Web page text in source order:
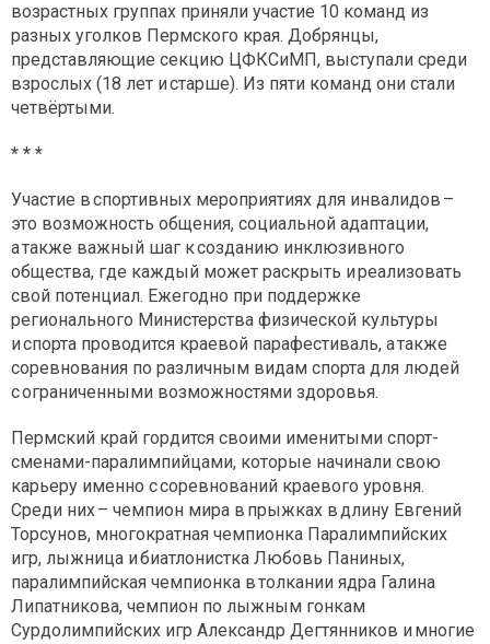
возрастных группах приняли участие 10 команд из
разных уголков Пермского края. Добрянцы,
представляющие секцию ЦФКСиМП, выступали среди
взрослых (18 лет и старше). Из пяти команд они стали
четвёртыми.
* * *
Участие в спортивных мероприятиях для инвалидов –
это возможность общения, социальной адаптации,
а также важный шаг к созданию инклюзивного
общества, где каждый может раскрыть и реализовать
свой потенциал. Ежегодно при поддержке
регионального Министерства физической культуры
и спорта проводится краевой парафестиваль, а также
соревнования по различным видам спорта для людей
с ограниченными возможностями здоровья.
Пермский край гордится своими именитыми спорт­
сменами-паралимпийцами, которые начинали свою
карьеру именно с соревнований краевого уровня.
Среди них – чемпион мира в прыжках в длину Евгений
Торсунов, многократная чемпионка Паралимпийских
игр, лыжница и биатлонистка Любовь Паниных,
паралимпийская чемпионка в толкании ядра Галина
Липатникова, чемпион по лыжным гонкам
Сурдолимпийских игр Александр Дегтянников и многие